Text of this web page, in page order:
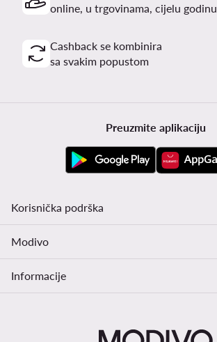
online, u trgovinama, cijelu godinu
Cashback se kombinira
sa svakim popustom
Preuzmite aplikaciju
Korisnička podrška
Modivo
Informacije